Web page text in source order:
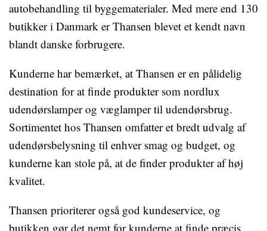
autobehandling til byggematerialer. Med mere end 130
butikker i Danmark er Thansen blevet et kendt navn
blandt danske forbrugere.
Kunderne har bemærket, at Thansen er en pålidelig
destination for at finde produkter som nordlux
udendørslamper og væglamper til udendørsbrug.
Sortimentet hos Thansen omfatter et bredt udvalg af
udendørsbelysning til enhver smag og budget, og
kunderne kan stole på, at de finder produkter af høj
kvalitet.
Thansen prioriterer også god kundeservice, og
butikken gør det nemt for kunderne at finde præcis